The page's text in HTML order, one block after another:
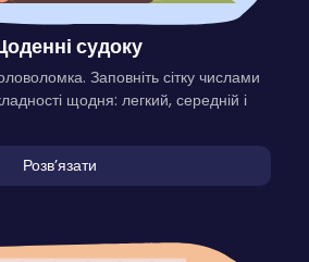
судоку
Заповніть сітку числами
щодня: легкий, середній і
Розвʼязати